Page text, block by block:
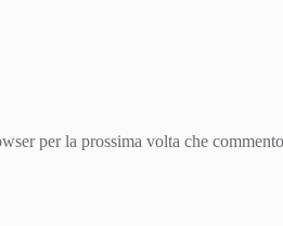
per la prossima volta che